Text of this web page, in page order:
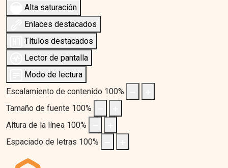
Alta saturación
Enlaces destacados
Títulos destacados
Lector de pantalla
Modo de lectura
Escalamiento de contenido 100%
Tamaño de fuente 100%
Altura de la línea 100%
Espaciado de letras 100%